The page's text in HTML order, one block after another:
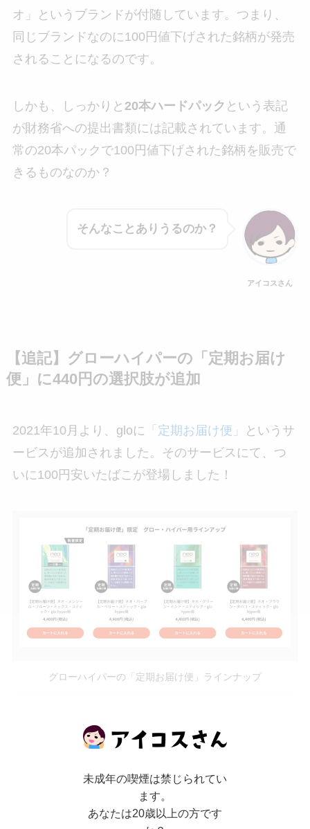
オ」というブランドが付随しています。つまり、
同じブランドなのに100円値下げされた銘柄が発売
されることになるのです。
しかも、しっかりと 20本ハードパック という表記
が財務省への提出書類には記載されています。通
常の20本パックで100円値下げされた銘柄を販売で
きるものなのか？
そんなことありうるのか？
アイコスさん
【追記】グローハイパーの「定期お届け
便」に440円の選択肢が追加
2021年10月より、gloに 「定期お届け便」
というサ
ービスが追加されました。そのサービスにて、つ
いに100円安いたばこが登場しました！
グローハイパーの「定期お届け便」ラインナップ
円、1カートン5400円となりましたが、
価格設定となっています。
未成年の喫煙は禁じられてい
ます。
あなたは20歳以上の方です